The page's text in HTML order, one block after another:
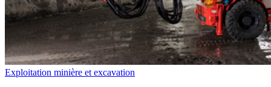
Exploitation minière et excavation